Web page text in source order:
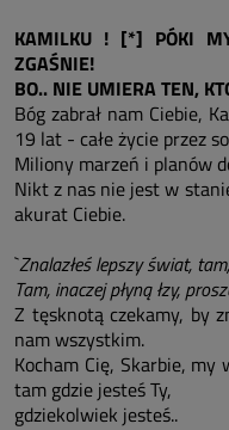
KAMILKU ! [*] PÓKI
ZGAŚNIE!
BO.. NIE UMIERA TEN,
Bóg zabrał nam Ciebie,
19 lat - całe życie przez
Miliony marzeń i planów
Nikt z nas nie jest w
akurat Ciebie.
`Znalazłeś lepszy świat,
Tam, inaczej płyną łzy,
Z tęsknotą czekamy, by
nam wszystkim.
Kocham Cię, Skarbie, my
tam gdzie jesteś Ty,
gdziekolwiek jesteś..